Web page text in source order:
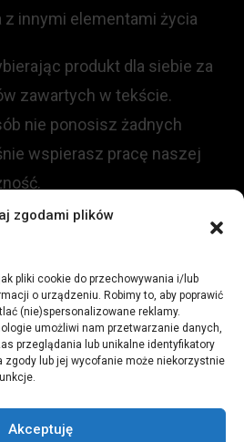
zgodami plików
pliki cookie do przechowywania i/lub
o urządzeniu. Robimy to, aby poprawić
(nie)spersonalizowane reklamy.
umożliwi nam przetwarzanie danych,
przeglądania lub unikalne identyfikatory
zgody lub jej wycofanie może niekorzystnie
Akceptuję
z innymi elementami życia
produkt dla siebie za
zawartych w tekście.
nie ponosisz żadnych
wspierasz pracę naszej
Góry